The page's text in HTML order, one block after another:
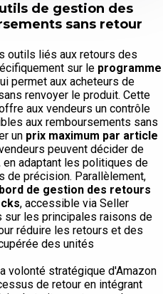
de gestion des
sans retour
outils liés aux retours des
sur le programme
permet aux acheteurs de
renvoyer le produit. Cette
aux vendeurs un contrôle
aux remboursements sans
un prix maximum par article
peuvent décider de
en adaptant les politiques de
de précision. Parallèlement,
de gestion des retours
, accessible via Seller
sur les principales raisons de
réduire les retours et des
des unités
volonté stratégique d'Amazon
de retour en intégrant